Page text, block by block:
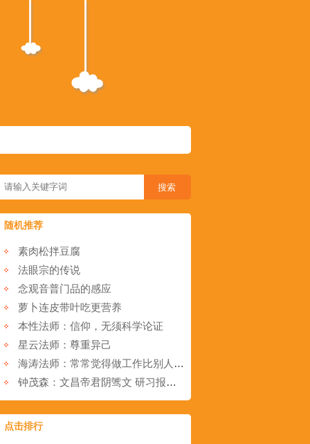
随机推荐
素肉松拌豆腐
法眼宗的传说
念观音普门品的感应
萝卜连皮带叶吃更营养
本性法师：信仰，无须科学论证
星云法师：尊重异己
海涛法师：常常觉得做工作比别人还累，该怎么办-
钟茂森：文昌帝君阴骘文 研习报告 第31集
点击排行